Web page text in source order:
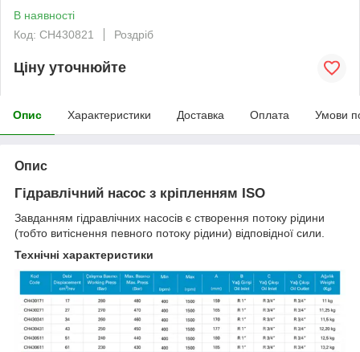
В наявності
Код: CH430821
Роздріб
Ціну уточнюйте
Опис Характеристики Доставка Оплата Умови
Опис
Гідравлічний насос з кріпленням ISO
Завданням гідравлічних насосів є створення потоку рідини
(тобто витіснення певного потоку рідини) відповідної сили.
Технічні характеристики